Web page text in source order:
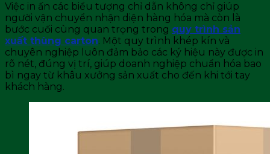
Việc in ấn các biểu tượng chỉ dẫn không chỉ giúp
người vận chuyển nhận diện hàng hóa mà còn là
bước cuối cùng quan trọng trong quy trình sản
xuất thùng carton. Một quy trình khép kín và
chuyên nghiệp luôn đảm bảo các ký hiệu này được in
rõ nét, đúng vị trí, giúp doanh nghiệp chuẩn hóa bao
bì ngay từ khâu xưởng sản xuất cho đến khi tới tay
khách hàng.